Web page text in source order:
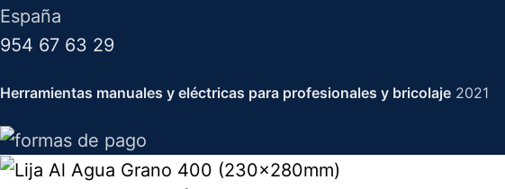
España
954 67 63 29
Herramientas manuales y eléctricas para profesionales y bricolaje 2021